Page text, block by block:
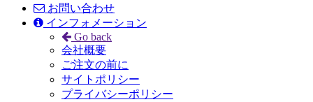
お問い合わせ
インフォメーション
Go back
会社概要
ご注文の前に
サイトポリシー
プライバシーポリシー